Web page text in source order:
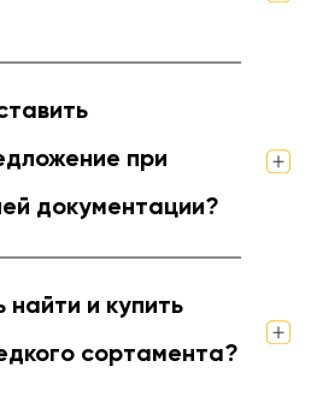
при
документации?
и купить
сортамента?